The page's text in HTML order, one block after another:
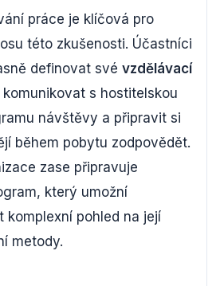
práce je klíčová pro
této zkušenosti. Účastníci
definovat své vzdělávací
komunikovat s hostitelskou
návštěvy a připravit si
během pobytu zodpovědět.
zase připravuje
který umožní
komplexní pohled na její
metody.